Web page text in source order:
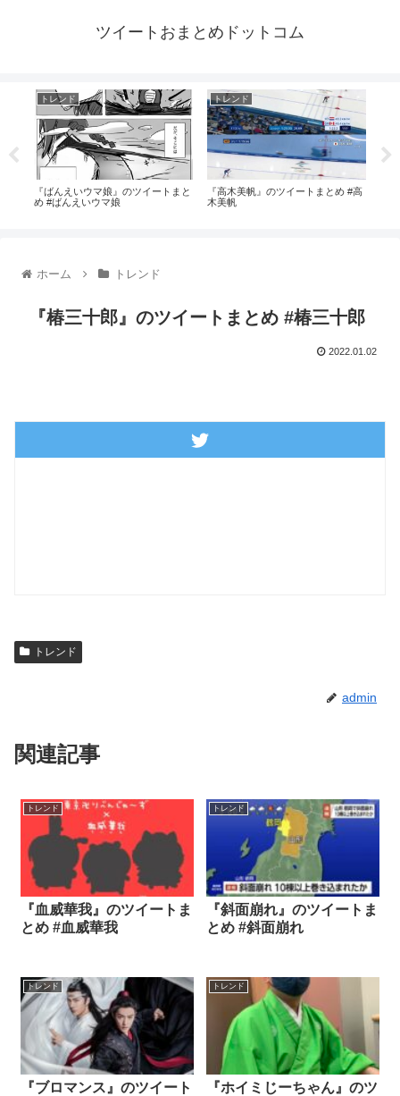
ツイートおまとめドットコム
トレンド
『ばんえいウマ娘』のツイートまと
め #ばんえいウマ娘
トレンド
『高木美帆』のツイートまとめ #高
木美帆
ホーム トレンド
『椿三十郎』のツイートまとめ #椿三十郎
2022.01.02
トレンド
admin
関連記事
トレンド
『血威華我』のツイートま
とめ #血威華我
トレンド
『斜面崩れ』のツイートま
とめ #斜面崩れ
トレンド
『ブロマンス』のツイート
トレンド
『ホイミじーちゃん』のツ